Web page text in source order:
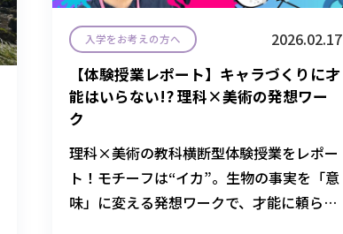
入学をお考えの方へ
2026.02.17
【体験授業レポート】キャラづくりに才
能はいらない!? 理科×美術の発想ワー
ク
理科×美術の教科横断型体験授業をレポー
ト！モチーフは“イカ”。生物の事実を「意
味」に変える発想ワークで、才能に頼らな